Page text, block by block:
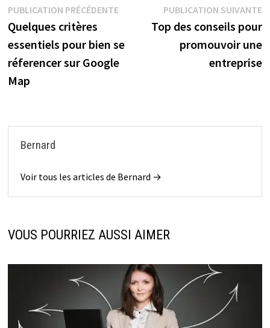
Navigation
de
l’article
PUBLICATION PRÉCÉDENTEPublication
précédente :
Quelques critères
essentiels pour bien se
réferencer sur Google
Map
PUBLICATION SUIVANTE
Top des conseils pour
promouvoir une
entreprise
Bernard
Voir tous les articles de Bernard →
VOUS POURRIEZ AUSSI AIMER